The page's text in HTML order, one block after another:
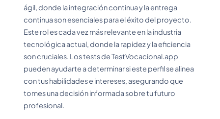
ágil, donde la integración continua y la entrega
continua son esenciales para el éxito del proyecto.
Este rol es cada vez más relevante en la industria
tecnológica actual, donde la rapidez y la eficiencia
son cruciales. Los tests de TestVocacional.app
pueden ayudarte a determinar si este perfil se alinea
con tus habilidades e intereses, asegurando que
tomes una decisión informada sobre tu futuro
profesional.